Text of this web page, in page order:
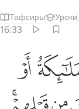
Тафсиры Уроки
16:33
فعل الذين
كَذَٰلِكَ فَعَلَﲸ